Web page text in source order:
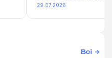
29.07.2026
Всі